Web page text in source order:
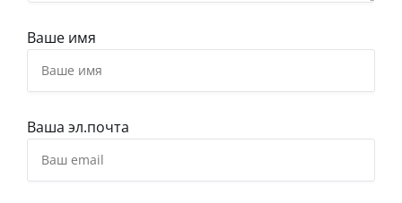
Ваше имя
Ваша эл.почта